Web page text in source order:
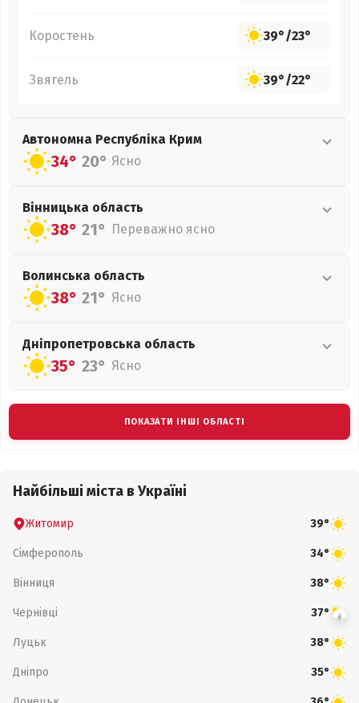
Коростень 39°/23°
Звягель 39°/22°
Автономна Республіка Крим
34° 20° Ясно
Вінницька область
38° 21° Переважно ясно
Волинська область
38° 21° Ясно
Дніпропетровська область
35° 23° Ясно
ПОКАЗАТИ ІНШІ ОБЛАСТІ
Найбільші міста в Україні
Житомир 39°
Сімферополь 34°
Вінниця 38°
Чернівці 37°
Луцьк 38°
Дніпро 35°